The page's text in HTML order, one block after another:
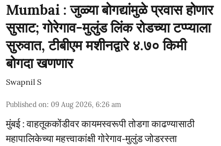
Mumbai : जुळ्या बोगद्यांमुळे प्रवास होणार
सुसाट; गोरेगाव-मुलुंड लिंक रोडच्या टप्प्याला
सुरुवात, टीबीएम मशीनद्वारे ४.७० किमी
बोगदा खणणार
Swapnil S
Published on: 09 Aug 2026, 6:26 am
मुंबई : वाहतूककोंडीवर कायमस्वरूपी तोडगा काढण्यासाठी
महापालिकेच्या महत्त्वाकांक्षी गोरेगाव-मुलुंड जोडरस्ता